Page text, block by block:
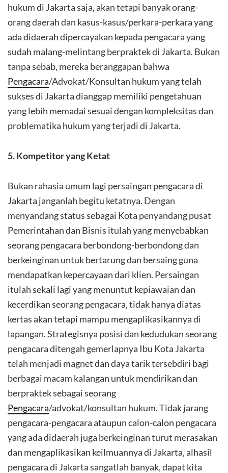
hukum di Jakarta saja, akan tetapi banyak orang-
orang daerah dan kasus-kasus/perkara-perkara yang
ada didaerah dipercayakan kepada pengacara yang
sudah malang-melintang berpraktek di Jakarta. Bukan
tanpa sebab, mereka beranggapan bahwa
Pengacara/Advokat/Konsultan hukum yang telah
sukses di Jakarta dianggap memiliki pengetahuan
yang lebih memadai sesuai dengan kompleksitas dan
problematika hukum yang terjadi di Jakarta.
5. Kompetitor yang Ketat
Bukan rahasia umum lagi persaingan pengacara di
Jakarta janganlah begitu ketatnya. Dengan
menyandang status sebagai Kota penyandang pusat
Pemerintahan dan Bisnis itulah yang menyebabkan
seorang pengacara berbondong-berbondong dan
berkeinginan untuk bertarung dan bersaing guna
mendapatkan kepercayaan dari klien. Persaingan
itulah sekali lagi yang menuntut kepiawaian dan
kecerdikan seorang pengacara, tidak hanya diatas
kertas akan tetapi mampu mengaplikasikannya di
lapangan. Strategisnya posisi dan kedudukan seorang
pengacara ditengah gemerlapnya Ibu Kota Jakarta
telah menjadi magnet dan daya tarik tersebdiri bagi
berbagai macam kalangan untuk mendirikan dan
berpraktek sebagai seorang
Pengacara/advokat/konsultan hukum. Tidak jarang
pengacara-pengacara ataupun calon-calon pengacara
yang ada didaerah juga berkeinginan turut merasakan
dan mengaplikasikan keilmuannya di Jakarta, alhasil
pengacara di Jakarta sangatlah banyak, dapat kita